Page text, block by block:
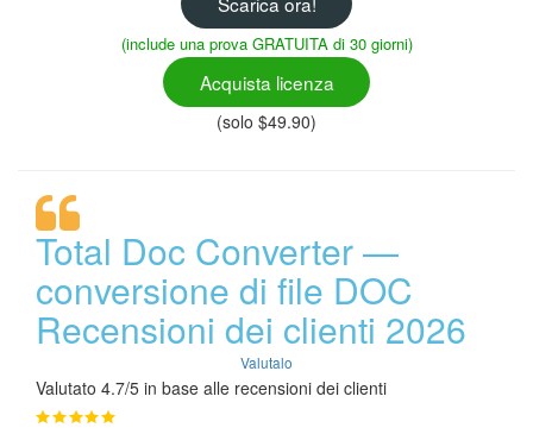
(include una prova GRATUITA di 30 giorni)
Acquista licenza
(solo $49.90)
Total Doc Converter —
conversione di file DOC
Recensioni dei clienti 2026
Valutalo
Valutato 4.7/5 in base alle recensioni dei clienti